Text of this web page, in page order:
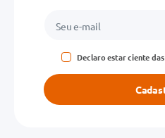
Declaro estar ciente das